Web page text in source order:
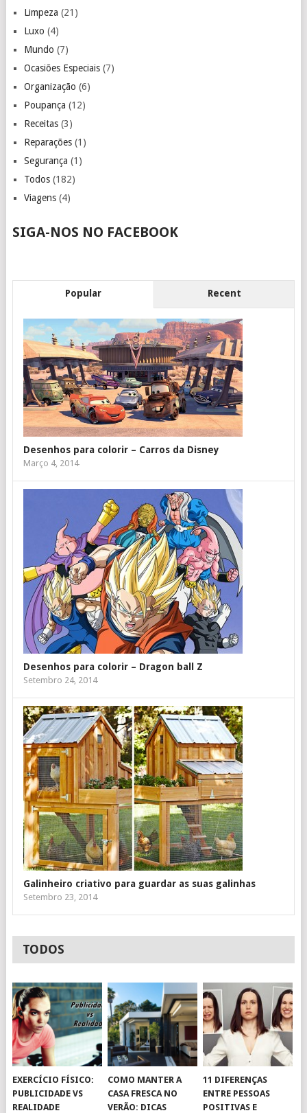
Limpeza (21)
Luxo (4)
Mundo (7)
Ocasiões Especiais(7)
Organização (6)
Poupança (12)
Receitas(3)
Reparações(1)
Segurança (1)
Todos(182)
Viagens(4)
SIGA-NOS NO FACEBOOK
Popular Recent
Desenhos para colorir – Carros da Disney
Março 4, 2014
Desenhos para colorir – Dragon ball Z
Setembro 24, 2014
Galinheiro criativo para guardar as suas galinhas
Setembro 23, 2014
TODOS
EXERCÍCIO FÍSICO:
PUBLICIDADE VS
REALIDADE
COMO MANTER A
CASA FRESCA NO
VERÃO: DICAS
11 DIFERENÇAS
ENTRE PESSOAS
POSITIVAS E